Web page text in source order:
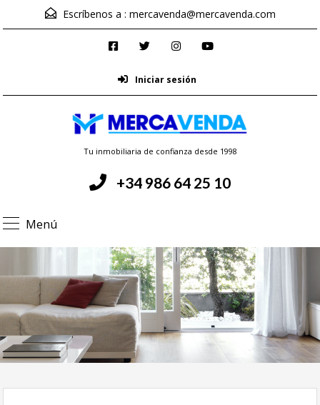
Escríbenos a : mercavenda@mercavenda.com
Iniciar sesión
Tu inmobiliaria de confianza desde 1998
+34 986 64 25 10
Menú